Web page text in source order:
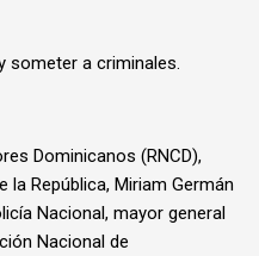
someter a criminales.
Dominicanos (RNCD),
la República, Miriam Germán
Nacional, mayor general
Nacional de